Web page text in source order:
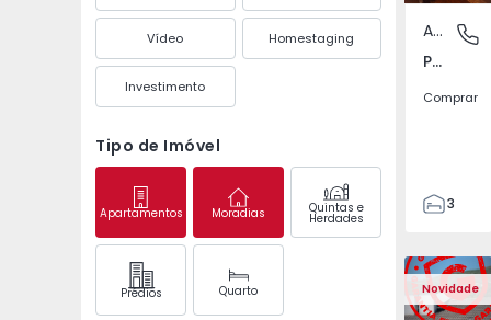
Vídeo Homestaging
Investimento
Tipo de Imóvel
Apartamentos Moradias Quintas e
Herdades
Prédios Quarto
Póvoa
Apartamento
Póvoa de Varzim, Beiriz e Argivai, Porto
Comprar
3
138
153
2
Novidade
Apartamento T2